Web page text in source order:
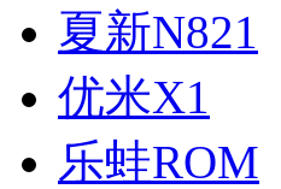
夏新N821
优米X1
乐蛙ROM